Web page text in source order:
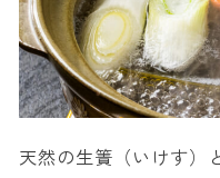
天然の生簀（いけす）